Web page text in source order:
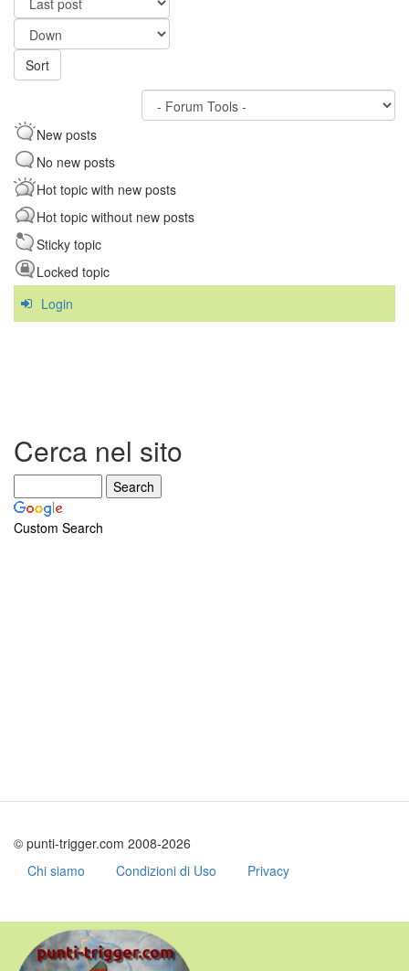
Order
by
SortSort
New posts
No new posts
Hot topic with new posts
Hot topic without new posts
Sticky topic
Locked topic
Login
Cerca nel sito
Custom Search
© punti-trigger.com 2008-2026
Chi siamo
Condizioni di Uso Privacy